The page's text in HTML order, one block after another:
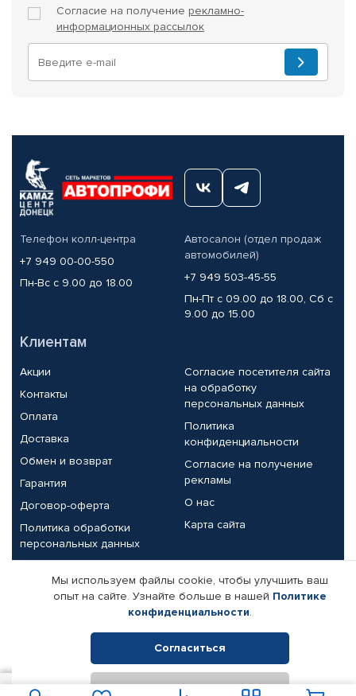
Согласие на получение рекламно-
информационных рассылок
Телефон колл-центра
+7 949 00-00-550
Пн-Вс с 9.00 до 18.00
Автосалон (отдел продаж
автомобилей)
+7 949 503-45-55
Пн-Пт с 09.00 до 18.00, Сб с
9.00 до 15.00
Клиентам
Акции
Контакты
Оплата
Доставка
Обмен и возврат
Гарантия
Договор-оферта
Политика обработки
персональных данных
Согласие посетителя сайта
на обработку
персональных данных
Политика
конфиденциальности
Согласие на получение
рекламы
О нас
Карта сайта
Партнерам
Корпоративным клиентам
Поставщикам
Реквизиты компании
© КАМАЗ ЦЕНТР ДОНЕЦК, 2015-2026. Все права защищены.
Мы используем файлы cookie, чтобы улучшить ваш
опыт на сайте. Узнайте больше в нашей Политике
конфиденциальности.
Согласиться
Отклонить